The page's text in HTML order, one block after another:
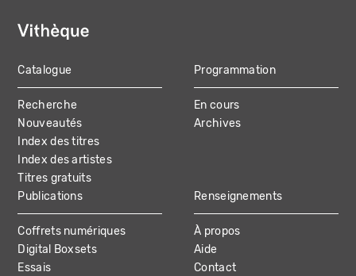
MAIN
NAVIGATION
Catalogue
Recherche
Nouveautés
Index des titres
Index des artistes
Titres gratuits
Programmation
En cours
Archives
Publications
Coffrets numériques
Digital Boxsets
Essais
Renseignements
À propos
Aide
Contact